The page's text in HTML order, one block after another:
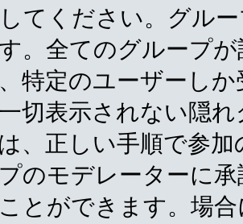
てください。グル
。全てのグループ
特定のユーザーし
切表示されない隠
、正しい手順で参
のモデレーターに
とができます。場